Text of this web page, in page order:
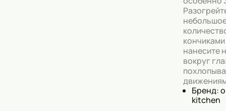
нанесите
вокруг
Бренд:
kitchen